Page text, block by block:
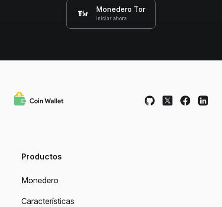
Monedero Tor
Iniciar ahora
Productos
Monedero
Características